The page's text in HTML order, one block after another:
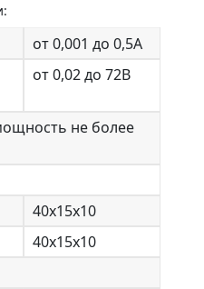
от 0,001 до 0,5А
от 0,02 до 72В
не более
40х15х10
40х15х10